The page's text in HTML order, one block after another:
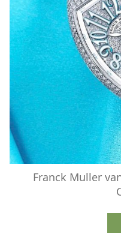
Franck Muller